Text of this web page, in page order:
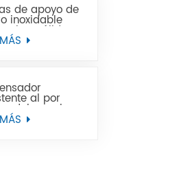
de apoyo de
inoxidable
minusválidos
al por
del papel
del rollo